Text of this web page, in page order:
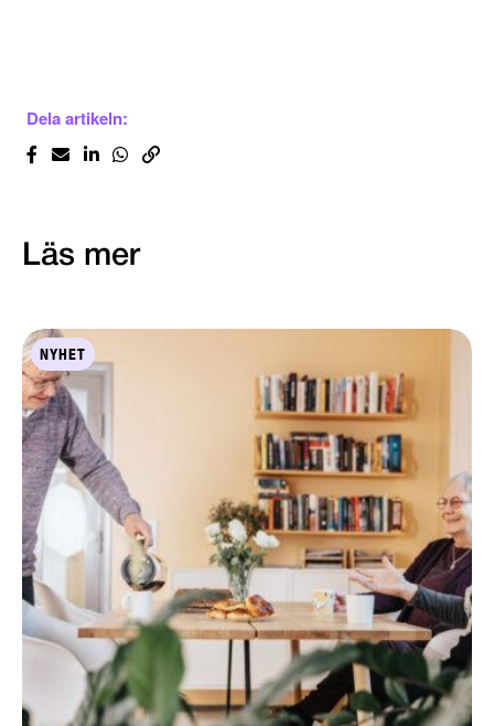
Dela artikeln:
Läs mer
NYHET